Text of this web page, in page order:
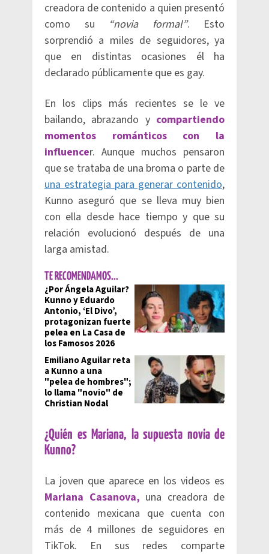
creadora de contenido a quien presentó
como su
“novia formal”. Esto
sorprendió a miles de seguidores, ya
que en distintas ocasiones él ha
declarado públicamente que es gay.
En los clips más recientes se le ve
bailando, abrazando ycompartiendo
momentos románticos con la
influencer. Aunque muchos pensaron
que se trataba de una broma o parte de
una estrategia para generar contenido,
Kunno aseguró que se lleva muy bien
con ella desde hace tiempo y que su
relación evolucionó después de una
larga amistad.
TE RECOMENDAMOS...
¿Por Ángela Aguilar?
Kunno y Eduardo
Antonio, ‘El Divo’,
protagonizan fuerte
pelea en La Casa de
los Famosos 2026
Emiliano Aguilar reta
a Kunno a una
"pelea de hombres";
lo llama "novio" de
Christian Nodal
¿Quién es Mariana, la supuesta novia de
Kunno?
La joven que aparece en los videos es
Mariana Casanova, una creadora de
contenido mexicana que cuenta con
más de 4 millones de seguidores en
TikTok. En sus redes comparte